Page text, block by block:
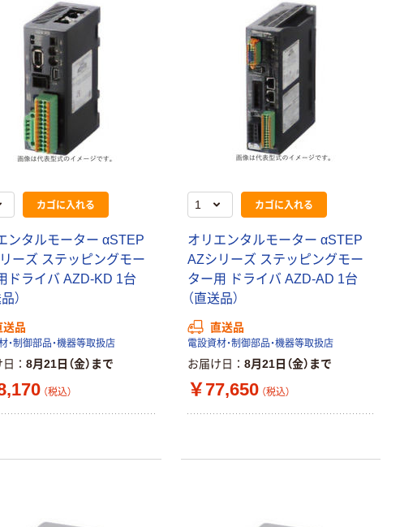
カゴに入れる
ンタルモーター αSTEP
ーズ ステッピングモー
ドライバ AZD-KD 1台
）
送品
・制御部品・機器等取扱店
日 8月21日（金）まで
（税込）
カゴに入れる
オリエンタルモーター αSTEP
AZシリーズ ステッピングモー
ター用 ドライバ AZD-AD 1台
（直送品）
直送品
電設資材・制御部品・機器等取扱店
お届け日 8月21日（金）まで
￥77,650 （税込）